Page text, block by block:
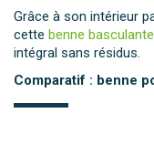
Grâce à son intérieur
cette benne basculante
intégral sans résidus.
Comparatif : benne